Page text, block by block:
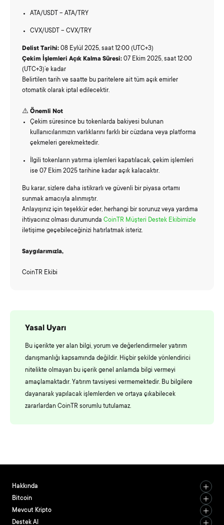
ATA/USDT – ATA/TRY
CVX/USDT – CVX/TRY
Delist Tarihi: 08 Eylül 2025, saat 12:00 (UTC+3)
Çekim İşlemleri Açık Kalma Süresi: 07 Ekim 2025, saat 12:00
(UTC+3)’e kadar
Belirtilen tarih ve saatte bu paritelere ait tüm açık emirler
otomatik olarak iptal edilecektir.
⚠️ Önemli Not
Çekim süresince bu tokenlarda bakiyesi bulunan
kullanıcılarımızın varlıklarını farklı bir cüzdana veya platforma
çekmeleri gerekmektedir.
İlgili tokenların yatırma işlemleri kapatılacak, çekim işlemleri
ise 07 Ekim 2025 tarihine kadar açık kalacaktır.
Bu karar, sizlere daha istikrarlı ve güvenli bir piyasa ortamı
sunmak amacıyla alınmıştır.
Anlayışınız için teşekkür eder, herhangi bir sorunuz veya yardıma
ihtiyacınız olması durumunda CoinTR Müşteri Destek Ekibimizle
iletişime geçebileceğinizi hatırlatmak isteriz.
Saygılarımızla,
CoinTR Ekibi
Yasal Uyarı
Bu içerikte yer alan bilgi, yorum ve değerlendirmeler yatırım
danışmanlığı kapsamında değildir. Hiçbir şekilde yönlendirici
nitelikte olmayan bu içerik genel anlamda bilgi vermeyi
amaçlamaktadır. Yatırım tavsiyesi vermemektedir. Bu bilgilere
dayanarak yapılacak işlemlerden ve ortaya çıkabilecek
zararlardan CoinTR sorumlu tutulamaz.
Hakkında
Bitcoin
Mevcut Kripto
Destek Al